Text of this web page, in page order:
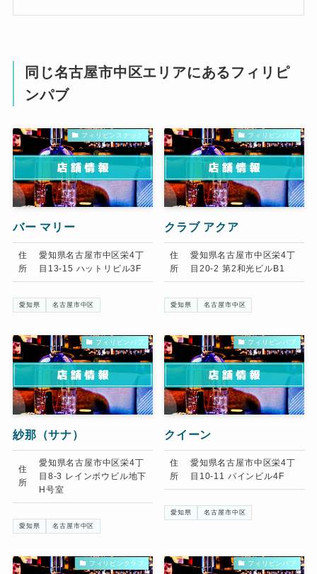
同じ名古屋市中区エリアにあるフィリピ
ンパブ
フィリピンスナック
バー マリー
住
所
愛知県名古屋市中区栄4丁
目13-15 ハットリビル3F
愛知県 名古屋市中区
フィリピンパブ
クラブ アクア
住
所
愛知県名古屋市中区栄4丁
目20-2 第2和光ビルB1
愛知県 名古屋市中区
フィリピンパブ
紗那（サナ）
住
所
愛知県名古屋市中区栄4丁
目8-3 レインボウビル地下
H号室
愛知県 名古屋市中区
フィリピンパブ
クイーン
住
所
愛知県名古屋市中区栄4丁
目10-11 パインビル4F
愛知県 名古屋市中区
フィリピンクラブ フィリピンパブ